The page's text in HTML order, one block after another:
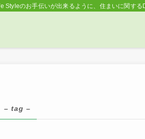
Styleのお手伝いが出来るように、住まいに関する
– tag –